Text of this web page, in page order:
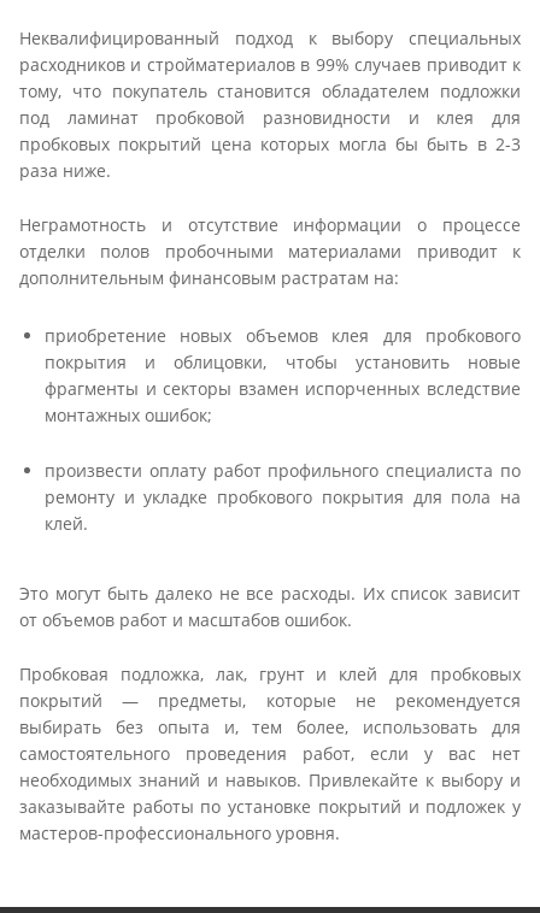
Неквалифицированный подход к выбору специальных
расходников и стройматериалов в 99% случаев приводит к
тому, что покупатель становится обладателем подложки
под ламинат пробковой разновидности и клея для
пробковых покрытий цена которых могла бы быть в 2-3
раза ниже.
Неграмотность и отсутствие информации о процессе
отделки полов пробочными материалами приводит к
дополнительным финансовым растратам на:
приобретение новых объемов клея для пробкового
покрытия и облицовки, чтобы установить новые
фрагменты и секторы взамен испорченных вследствие
монтажных ошибок;
произвести оплату работ профильного специалиста по
ремонту и укладке пробкового покрытия для пола на
клей.
Это могут быть далеко не все расходы. Их список зависит
от объемов работ и масштабов ошибок.
Пробковая подложка, лак, грунт и клей для пробковых
покрытий — предметы, которые не рекомендуется
выбирать без опыта и, тем более, использовать для
самостоятельного проведения работ, если у вас нет
необходимых знаний и навыков. Привлекайте к выбору и
заказывайте работы по установке покрытий и подложек у
мастеров-профессионального уровня.